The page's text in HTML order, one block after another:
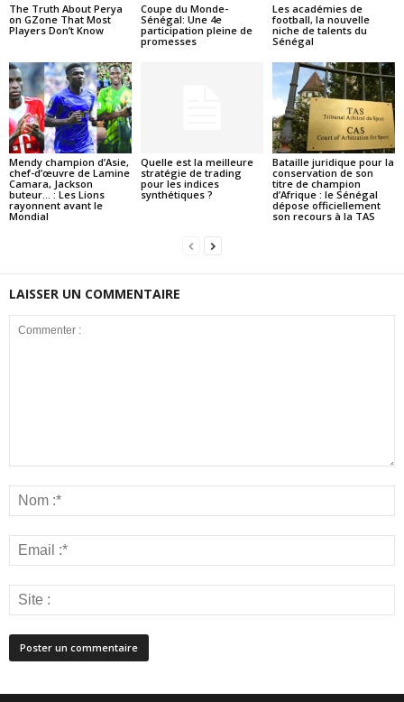
The Truth About Perya
on GZone That Most
Players Don’t Know
Coupe du Monde-
Sénégal: Une 4e
participation pleine de
promesses
Les académies de
football, la nouvelle
niche de talents du
Sénégal
Mendy champion d’Asie,
chef-d’œuvre de Lamine
Camara, Jackson
buteur… : Les Lions
rayonnent avant le
Mondial
Quelle est la meilleure
stratégie de trading
pour les indices
synthétiques ?
Bataille juridique pour la
conservation de son
titre de champion
d’Afrique : le Sénégal
dépose officiellement
son recours à la TAS
LAISSER UN COMMENTAIRE